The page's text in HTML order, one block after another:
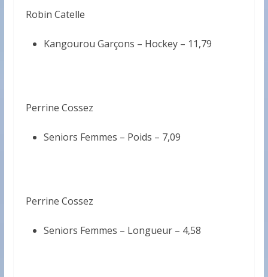
Robin Catelle
Kangourou Garçons – Hockey – 11,79
Perrine Cossez
Seniors Femmes – Poids – 7,09
Perrine Cossez
Seniors Femmes – Longueur – 4,58